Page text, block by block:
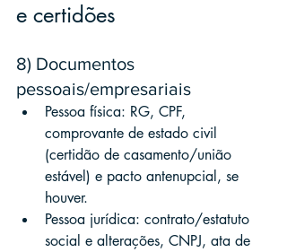
e certidões
8) Documentos
pessoais/empresariais
Pessoa física: RG, CPF,
comprovante de estado civil
(certidão de casamento/união
estável) e pacto antenupcial, se
houver.
Pessoa jurídica: contrato/estatuto
social e alterações, CNPJ, ata de